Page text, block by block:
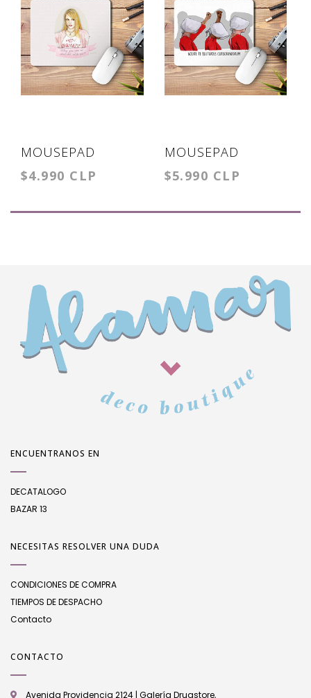
MOUSEPAD
REGINA GEORGE
$4.990 CLP
MOUSEPAD
HANDMAIDS
$5.990 CLP
ENCUENTRANOS EN
DECATALOGO
BAZAR 13
NECESITAS RESOLVER UNA DUDA
CONDICIONES DE COMPRA
TIEMPOS DE DESPACHO
Contacto
CONTACTO
Avenida Providencia 2124 | Galería Drugstore,